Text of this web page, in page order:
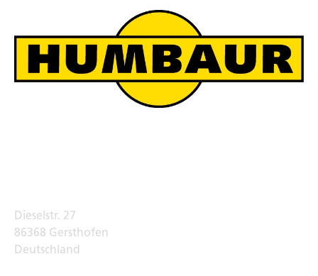
Dieselstr. 27
86368 Gersthofen
Deutschland